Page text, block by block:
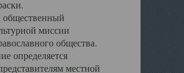
миссии
общества.
определяется
местной